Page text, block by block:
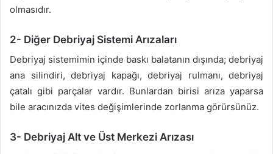
olmasıdır.
2- Diğer Debriyaj Sistemi Arızaları
Debriyaj sistemimin içinde baskı balatanın dışında; debriyaj
ana silindiri, debriyaj kapağı, debriyaj rulmanı, debriyaj
çatalı gibi parçalar vardır. Bunlardan birisi arıza yaparsa
bile aracınızda vites değişimlerinde zorlanma görürsünüz.
3- Debriyaj Alt ve Üst Merkezi Arızası